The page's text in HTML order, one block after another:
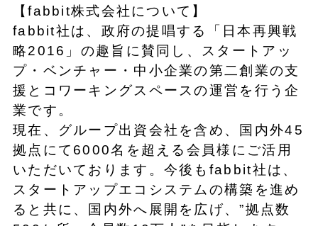
【fabbit株式会社について】
fabbit社は、政府の提唱する「日本再興戦
略2016」の趣旨に賛同し、スタートアッ
プ・ベンチャー・中小企業の第二創業の支
援とコワーキングスペースの運営を行う企
業です。
現在、グループ出資会社を含め、国内外45
拠点にて6000名を超える会員様にご活用
いただいております。今後もfabbit社は、
スタートアップエコシステムの構築を進め
ると共に、国内外へ展開を広げ、”拠点数